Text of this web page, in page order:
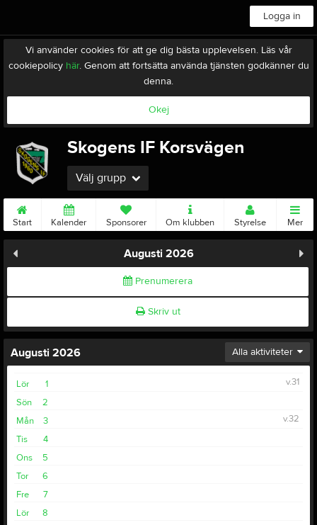
Logga in
Vi använder cookies för att ge dig bästa upplevelsen. Läs vår
cookiepolicy här. Genom att fortsätta använda tjänsten godkänner du
denna.
Okej
Skogens IF Korsvägen
Välj grupp
Start Kalender Sponsorer Om klubben Styrelse Mer
Augusti 2026
Prenumerera
Skriv ut
Augusti 2026 Alla aktiviteter
1
Lör
v.31
2
Sön
3
Mån
v.32
4
Tis
5
Ons
6
Tor
7
Fre
8
Lör